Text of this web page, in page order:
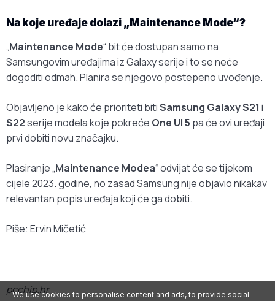
Na koje uređaje dolazi „Maintenance Mode“?
„Maintenance Mode“ bit će dostupan samo na
Samsungovim uređajima iz Galaxy serije i to se neće
dogoditi odmah. Planira se njegovo postepeno uvođenje.
Objavljeno je kako će prioriteti bitiSamsung Galaxy S21 i
S22serije modela koje pokreće One UI 5 pa će ovi uređaji
prvi dobiti novu značajku.
Plasiranje „Maintenance Modea“ odvijat će se tijekom
cijele 2023. godine, no zasad Samsung nije objavio nikakav
relevantan popis uređaja koji će ga dobiti.
Piše: Ervin Mičetić
pcchip.hr
We use cookies to personalise content and ads, to provide social